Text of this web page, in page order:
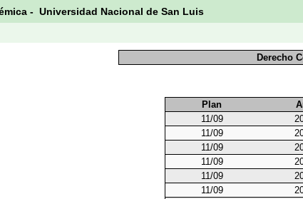
- Universidad Nacional de San Luis
Derecho
Plan
11/09
11/09
11/09
11/09
11/09
11/09